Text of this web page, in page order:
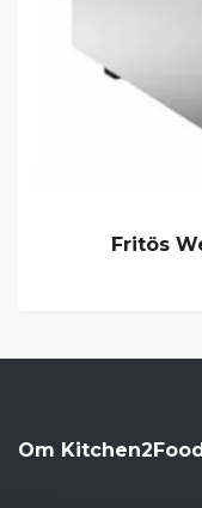
Fritös
Om